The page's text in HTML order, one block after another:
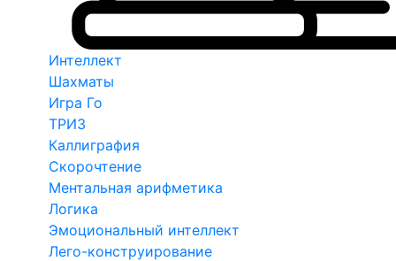
Интеллект
Шахматы
Игра Го
ТРИЗ
Каллиграфия
Скорочтение
Ментальная арифметика
Логика
Эмоциональный интеллект
Лего-конструирование